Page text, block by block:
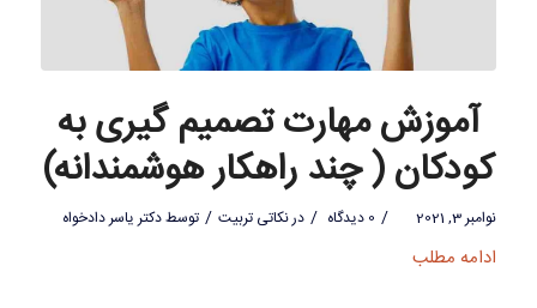
آموزش مهارت تصمیم گیری به
کودکان ( چند راهکار هوشمندانه)
نوامبر 3, 2021 / 0 دیدگاه / درنکاتی تربیت / توسطدکتر یاسر دادخواه
ادامه مطلب